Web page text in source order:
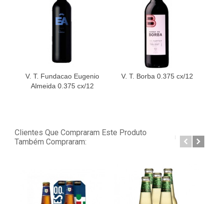
V. T. Fundacao Eugenio
Almeida 0.375 cx/12
V. T. Borba 0.375 cx/12
Clientes Que Compraram Este Produto
Também Compraram: